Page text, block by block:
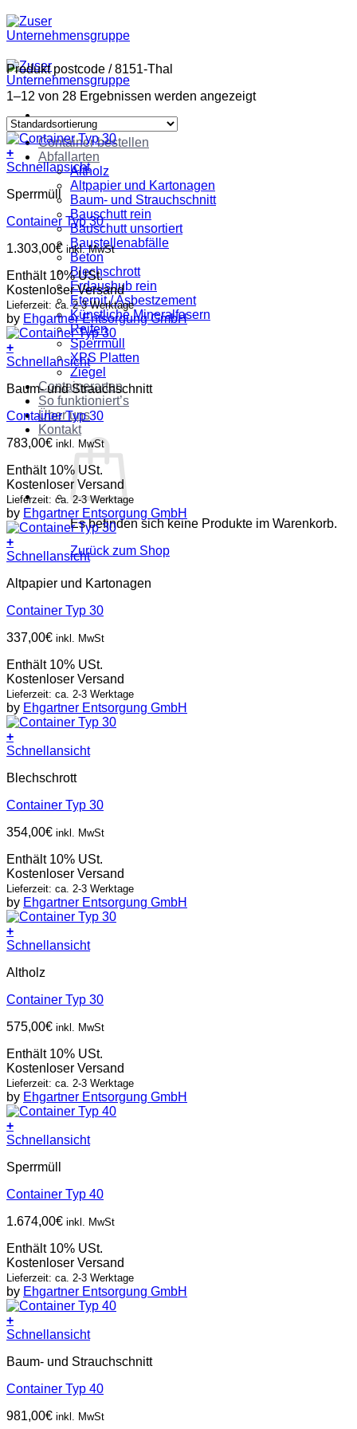
Zum
Inhalt
springen
Container bestellen
Abfallarten
Altholz
Altpapier und Kartonagen
Baum- und Strauchschnitt
Bauschutt rein
Bauschutt unsortiert
Baustellenabfälle
Beton
Blechschrott
Erdaushub rein
Eternit / Asbestzement
Künstliche Mineralfasern
Reifen
Sperrmüll
XPS Platten
Ziegel
Containerarten
So funktioniert’s
Über uns
Kontakt
Es befinden sich keine Produkte im Warenkorb.
Zurück zum Shop
Produkt postcode /8151-Thal
1–12 von 28 Ergebnissen werden angezeigt
+
Schnellansicht
Sperrmüll
Container Typ 30
1.303,00€ inkl. MwSt
Enthält 10% USt.
Kostenloser Versand
Lieferzeit: ca. 2-3 Werktage
by Ehgartner Entsorgung GmbH
+
Schnellansicht
Baum- und Strauchschnitt
Container Typ 30
783,00€ inkl. MwSt
Enthält 10% USt.
Kostenloser Versand
Lieferzeit: ca. 2-3 Werktage
by Ehgartner Entsorgung GmbH
+
Schnellansicht
Altpapier und Kartonagen
Container Typ 30
337,00€ inkl. MwSt
Enthält 10% USt.
Kostenloser Versand
Lieferzeit: ca. 2-3 Werktage
by Ehgartner Entsorgung GmbH
+
Schnellansicht
Blechschrott
Container Typ 30
354,00€ inkl. MwSt
Enthält 10% USt.
Kostenloser Versand
Lieferzeit: ca. 2-3 Werktage
by Ehgartner Entsorgung GmbH
+
Schnellansicht
Altholz
Container Typ 30
575,00€ inkl. MwSt
Enthält 10% USt.
Kostenloser Versand
Lieferzeit: ca. 2-3 Werktage
by Ehgartner Entsorgung GmbH
+
Schnellansicht
Sperrmüll
Container Typ 40
1.674,00€ inkl. MwSt
Enthält 10% USt.
Kostenloser Versand
Lieferzeit: ca. 2-3 Werktage
by Ehgartner Entsorgung GmbH
+
Schnellansicht
Baum- und Strauchschnitt
Container Typ 40
981,00€ inkl. MwSt